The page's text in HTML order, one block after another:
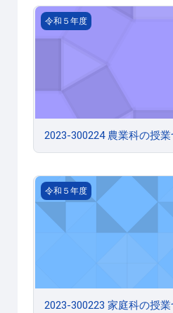
2023-300224 農業科の授業
令和５年度
2023-300224 農業科の授
2023-300223 家庭科の授
令和５年度
2023-300223 家庭科の授